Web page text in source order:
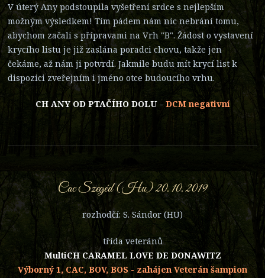
V úterý Any podstoupila vyšetření srdce s nejlepším
možným výsledkem! Tím pádem nám nic nebrání tomu,
abychom začali s přípravami na Vrh "B". Žádost o vystavení
krycího listu je již zaslána poradci chovu, takže jen
čekáme, až nám ji potvrdí. Jakmile budu mít krycí list k
dispozici zveřejním i jméno otce budoucího vrhu.
CH ANY OD PTAČÍHO DOLU-DCM negativní
Cac Szegéd (Hu) 20. 10. 2019
rozhodčí: S. Sándor (HU)
třída veteránů
MultiCH CARAMEL LOVE DE DONAWITZ
Výborný 1, CAC, BOV, BOS - zahájen Veterán šampion